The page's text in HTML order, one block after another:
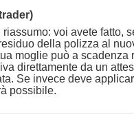
voi avete fatto,
della polizza al
moglie può a scadenza
direttamente da un
Se invece deve
possibile.